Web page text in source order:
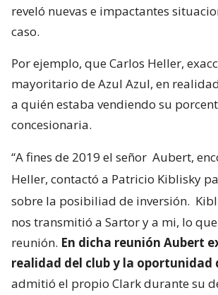
reveló nuevas e impactantes
caso.
Por ejemplo, que Carlos Heller,
mayoritario de Azul Azul, en
a quién estaba vendiendo su
concesionaria.
“A fines de 2019 el señor Aubert,
Heller, contactó a Patricio Kiblisky
sobre la posibiliad de inversión.
nos transmitió a Sartor y a mi, lo
reunión. En dicha reunión Aubert
realidad del club y la oportunidad
admitió el propio Clark durante su